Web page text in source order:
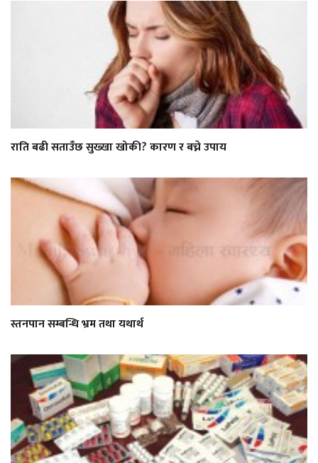
राति बढी सताउँछ सुख्खा खोकी? कारण र बच्ने उपाय
स्तनपान सम्बन्धि भ्रम तथा यथार्थ